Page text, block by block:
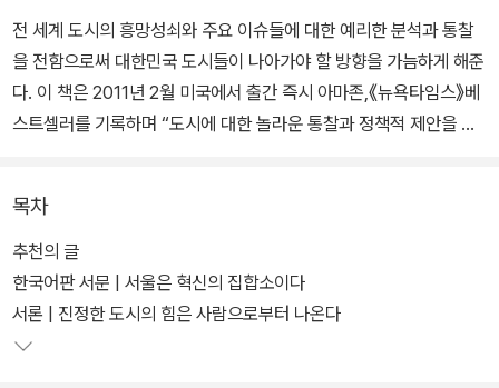
전 세계 도시의 흥망성쇠와 주요 이슈들에 대한 예리한 분석과 통찰
을 전함으로써 대한민국 도시들이 나아가야 할 방향을 가늠하게 해준
다. 이 책은 2011년 2월 미국에서 출간 즉시 아마존,《뉴욕타임스》베
스트셀러를 기록하며 “도시에 대한 놀라운 통찰과 정책적 제안을 내
작”(스티븐 D. 레빗,『괴짜경제학』저자)이라는 찬사를 받았다.
저자인 에드워드 글레이저 교수는 현재 미국에서 가장 논쟁적이고 뛰
어난 젊은 학자로 주목받고 있으며, 학계는 물론 전 세계 도시정책, 경
제정책자들에게도 주요 오피니언 리더로 부상하고 있다. 도시는 과연
목차
추천의 글
한국어판 서문 | 서울은 혁신의 집합소이다
서론 | 진정한 도시의 힘은 사람으로부터 나온다